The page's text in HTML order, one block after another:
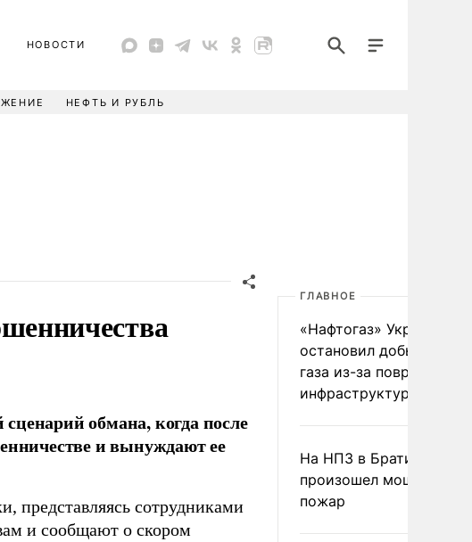
НОВОСТИ
НЕФТЬ И РУБЛЬ
обмана, когда после
и вынуждают ее
сотрудниками
и сообщают о скором
ГЛАВНОЕ
«Нафтогаз» Украины
остановил добычу
газа из-за повреждения
инфраструктуры
На НПЗ в Братиславе
произошел мощный
пожар